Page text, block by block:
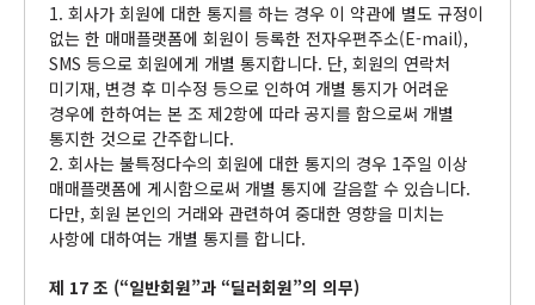
1. 회사가 회원에 대한 통지를 하는 경우 이 약관에 별도 규정이
없는 한 매매플랫폼에 회원이 등록한 전자우편주소(E-mail),
SMS 등으로 회원에게 개별 통지합니다. 단, 회원의 연락처
미기재, 변경 후 미수정 등으로 인하여 개별 통지가 어려운
경우에 한하여는 본 조 제2항에 따라 공지를 함으로써 개별
통지한 것으로 간주합니다.
2. 회사는 불특정다수의 회원에 대한 통지의 경우 1주일 이상
매매플랫폼에 게시함으로써 개별 통지에 갈음할 수 있습니다.
다만, 회원 본인의 거래와 관련하여 중대한 영향을 미치는
사항에 대하여는 개별 통지를 합니다.
제 17 조 (“일반회원”과 “딜러회원”의 의무)